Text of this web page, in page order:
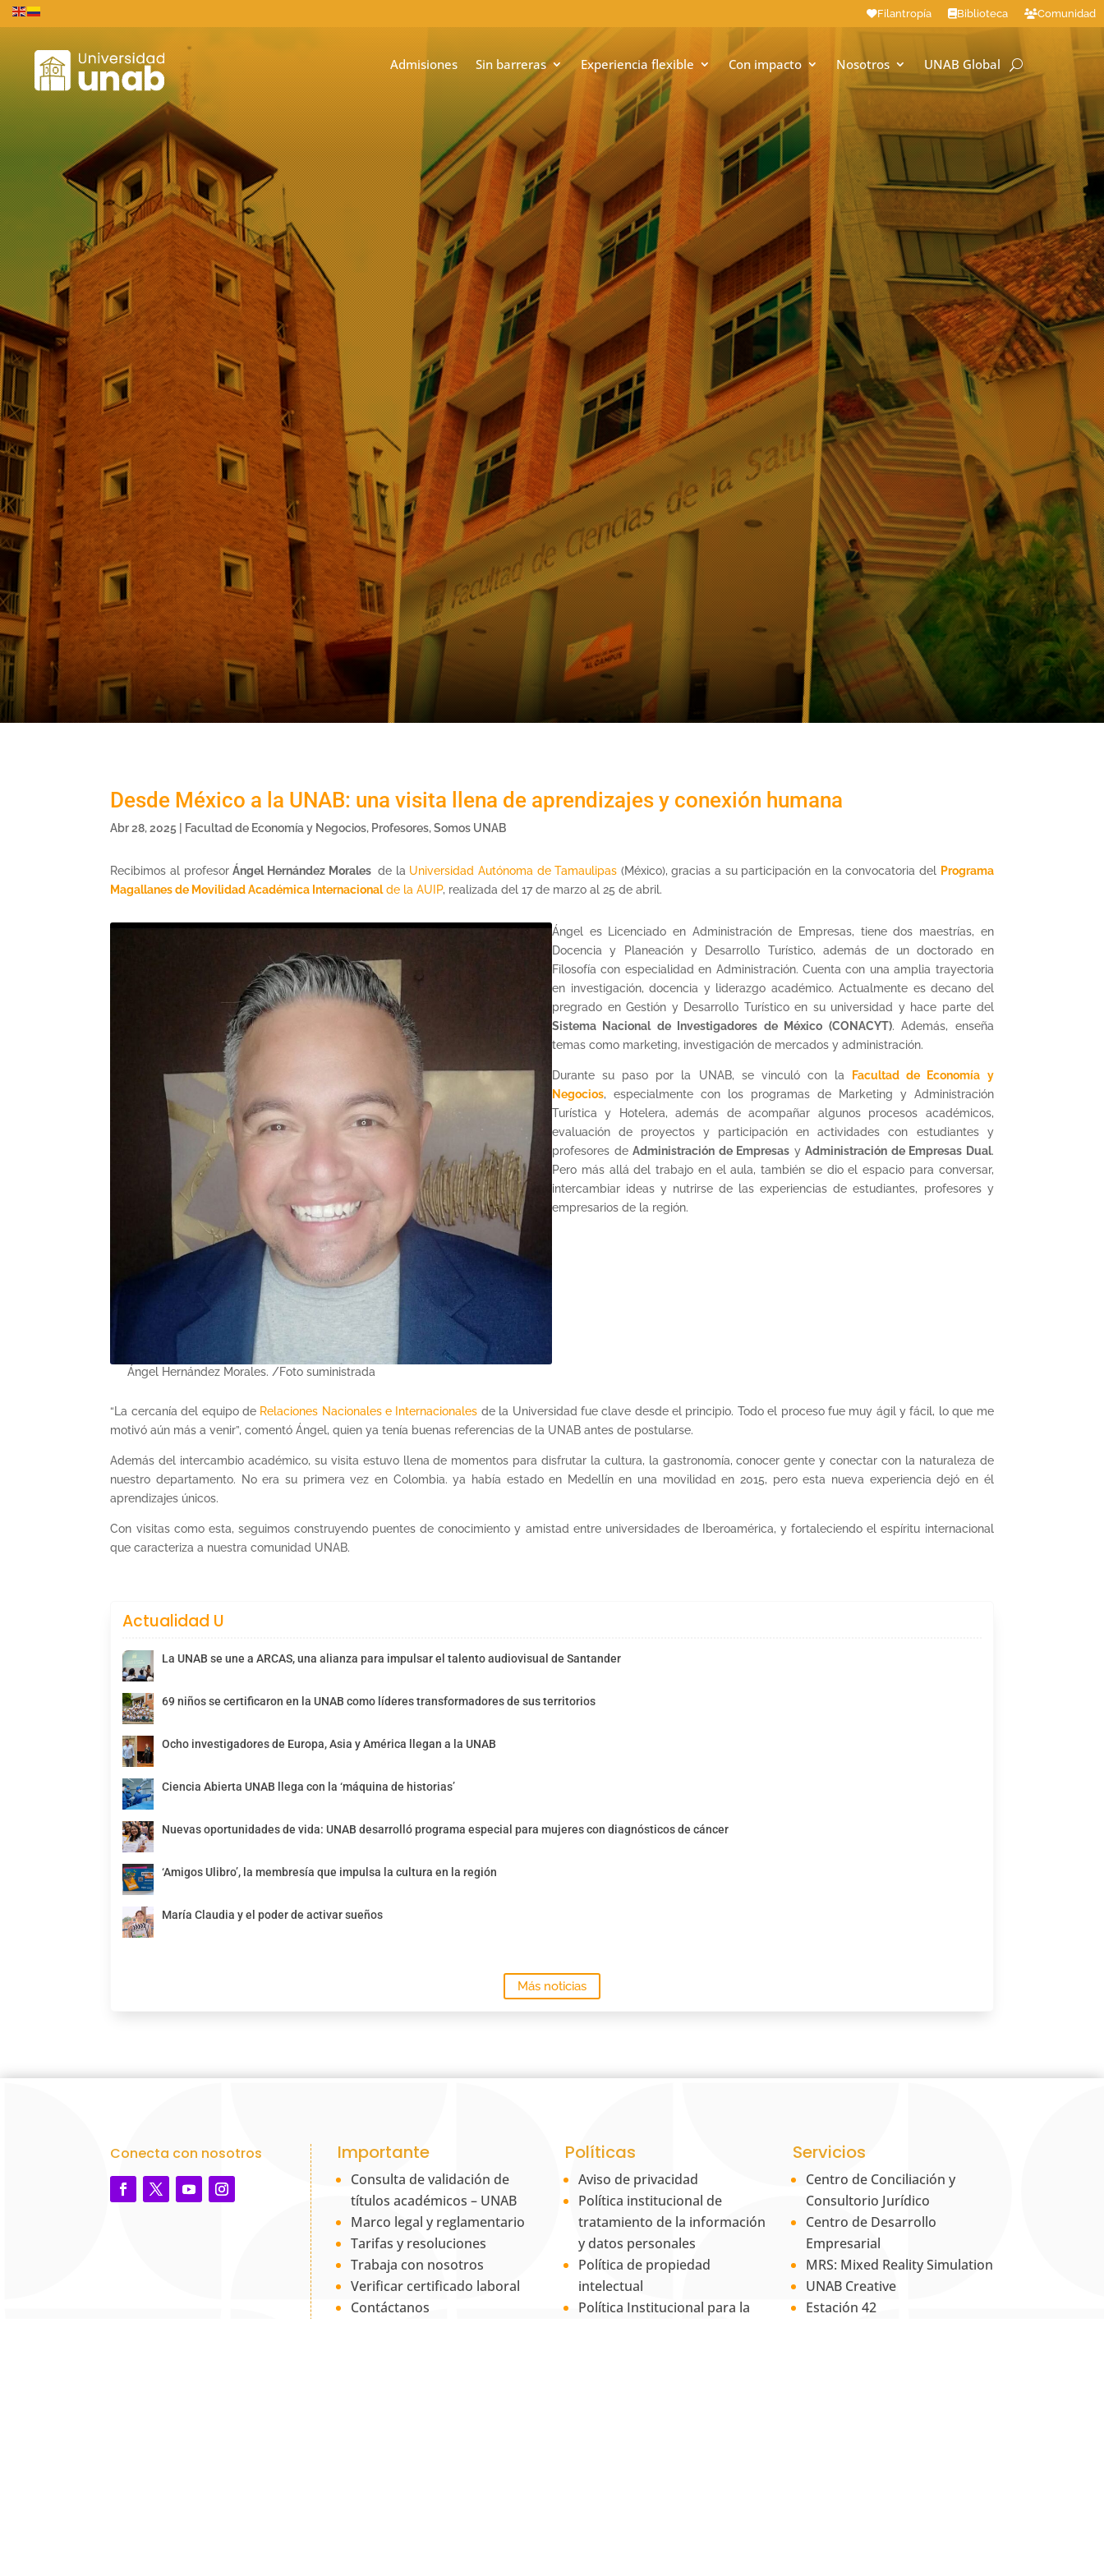
Filantropía Biblioteca Comunidad
Admisiones Sin barreras Experiencia flexible Con impacto Nosotros UNAB Global
Desde México a la UNAB: una visita llena de aprendizajes y conexión humana
Abr 28, 2025 | Facultad de Economía y Negocios, Profesores,Somos UNAB
Recibimos al profesorÁngel Hernández Morales de la Universidad Autónoma de Tamaulipas (México), gracias a su participación en la convocatoria del Programa
Magallanes de Movilidad Académica Internacionalde la AUIP, realizada del 17 de marzo al 25 de abril.
Ángel Hernández Morales. /Foto suministrada
Ángel es Licenciado en Administración de Empresas, tiene dos maestrías, en
Docencia y Planeación y Desarrollo Turístico, además de un doctorado en
Filosofía con especialidad en Administración. Cuenta con una amplia trayectoria
en investigación, docencia y liderazgo académico. Actualmente es decano del
pregrado en Gestión y Desarrollo Turístico en su universidad y hace parte del
Sistema Nacional de Investigadores de México (CONACYT). Además, enseña
temas como marketing, investigación de mercados y administración.
Durante su paso por la UNAB, se vinculó con la
Facultad de Economía y
Negocios, especialmente con los programas de Marketing y Administración
Turística y Hotelera, además de acompañar algunos procesos académicos,
evaluación de proyectos y participación en actividades con estudiantes y
profesores deAdministración de Empresas yAdministración de Empresas Dual.
Pero más allá del trabajo en el aula, también se dio el espacio para conversar,
intercambiar ideas y nutrirse de las experiencias de estudiantes, profesores y
empresarios de la región.
“La cercanía del equipo de Relaciones Nacionales e Internacionales de la Universidad fue clave desde el principio. Todo el proceso fue muy ágil y fácil, lo que me
motivó aún más a venir”, comentó Ángel, quien ya tenía buenas referencias de la UNAB antes de postularse.
Además del intercambio académico, su visita estuvo llena de momentos para disfrutar la cultura, la gastronomía, conocer gente y conectar con la naturaleza de
nuestro departamento. No era su primera vez en Colombia. ya había estado en Medellín en una movilidad en 2015, pero esta nueva experiencia dejó en él
aprendizajes únicos.
Con visitas como esta, seguimos construyendo puentes de conocimiento y amistad entre universidades de Iberoamérica, y fortaleciendo el espíritu internacional
que caracteriza a nuestra comunidad UNAB.
Actualidad U
La UNAB se une a ARCAS, una alianza para impulsar el talento audiovisual de Santander
69 niños se certificaron en la UNAB como líderes transformadores de sus territorios
Ocho investigadores de Europa, Asia y América llegan a la UNAB
Ciencia Abierta UNAB llega con la ‘máquina de historias’
Nuevas oportunidades de vida: UNAB desarrolló programa especial para mujeres con diagnósticos de cáncer
‘Amigos Ulibro’, la membresía que impulsa la cultura en la región
María Claudia y el poder de activar sueños
Más noticias
Conecta con nosotros Importante
Consulta de validación de
títulos académicos – UNAB
Marco legal y reglamentario
Tarifas y resoluciones
Trabaja con nosotros
Verificar certificado laboral
Contáctanos
Políticas
Aviso de privacidad
Política institucional de
tratamiento de la información
y datos personales
Política de propiedad
intelectual
Política Institucional para la
Servicios
Centro de Conciliación y
Consultorio Jurídico
Centro de Desarrollo
Empresarial
MRS: Mixed Reality Simulation
UNAB Creative
Estación 42